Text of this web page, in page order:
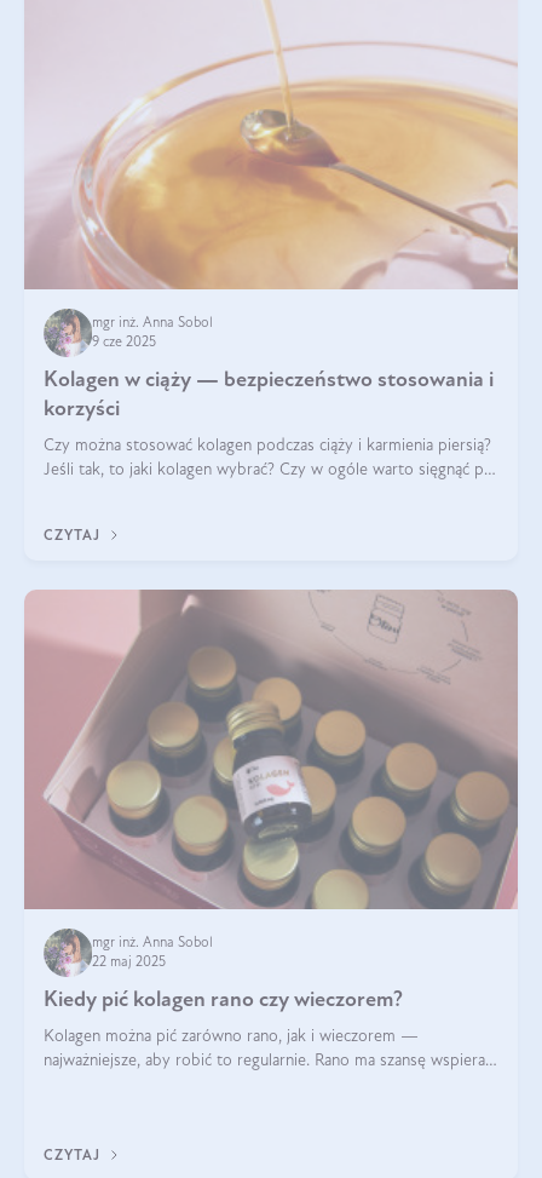
mgr inż. Anna Sobol
9 cze 2025
Kolagen w ciąży — bezpieczeństwo stosowania i
korzyści
Czy można stosować kolagen podczas ciąży i karmienia piersią?
Jeśli tak, to jaki kolagen wybrać? Czy w ogóle warto sięgnąć po
CZYTAJ
mgr inż. Anna Sobol
22 maj 2025
Kiedy pić kolagen rano czy wieczorem?
Kolagen można pić zarówno rano, jak i wieczorem —
najważniejsze, aby robić to regularnie. Rano ma szansę wspierać
CZYTAJ